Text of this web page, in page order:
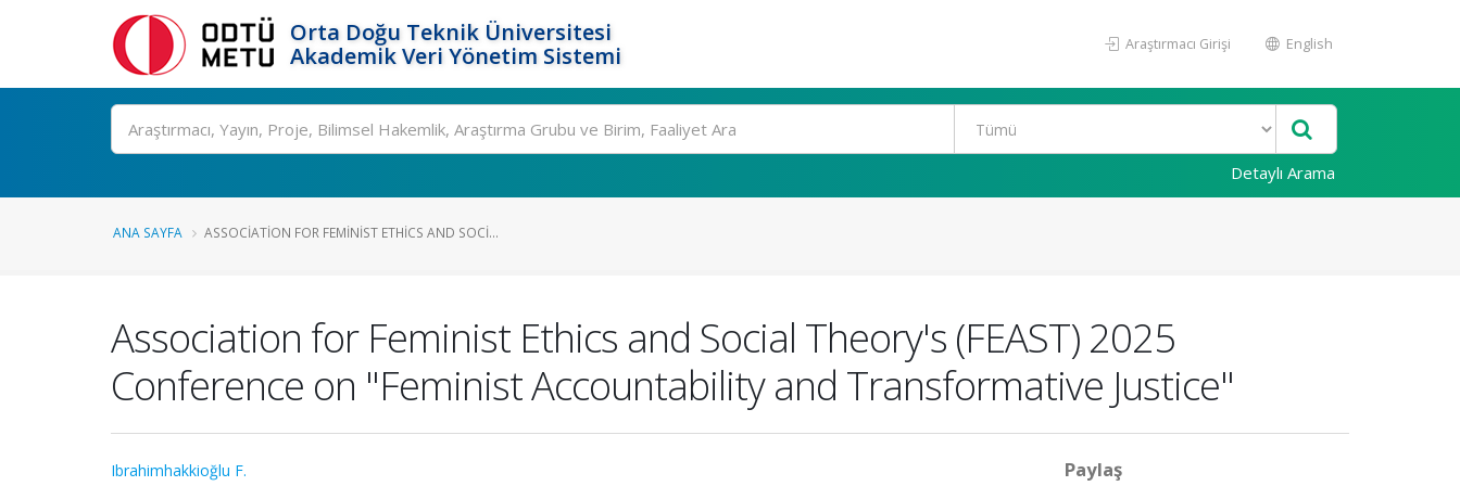
Orta Doğu Teknik Üniversitesi
Akademik Veri Yönetim Sistemi
Araştırmacı Girişi English
Ara
Detaylı Arama
ANA SAYFA ASSOCIATION FOR FEMINIST ETHICS AND SOCI...
Association for Feminist Ethics and Social Theory's (FEAST) 2025
Conference on "Feminist Accountability and Transformative Justice"
Ibrahimhakkioğlu F. Paylaş